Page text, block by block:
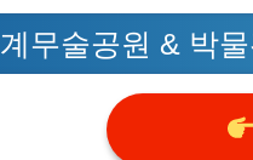
무술공원 & 박